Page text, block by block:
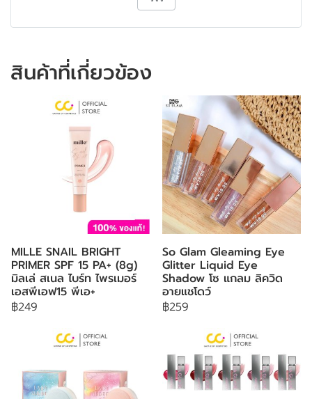
สินค้าที่เกี่ยวข้อง
MILLE SNAIL BRIGHT
PRIMER SPF 15 PA+ (8g)
มิลเล่ สเนล ไบร์ท ไพรเมอร์
เอสพีเอฟ15 พีเอ+
฿249
So Glam Gleaming Eye
Glitter Liquid Eye
Shadow โซ แกลม ลิควิด
อายแชโดว์
฿259